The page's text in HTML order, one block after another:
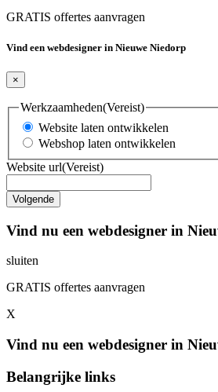
GRATIS offertes aanvragen
Vind een webdesigner in Nieuwe Niedorp
×
Werkzaamheden(Vereist)
Website laten ontwikkelen
Webshop laten ontwikkelen
Website url(Vereist)
Vind nu een webdesigner in
sluiten
GRATIS offertes aanvragen
X
Vind nu een webdesigner in
Belangrijke links